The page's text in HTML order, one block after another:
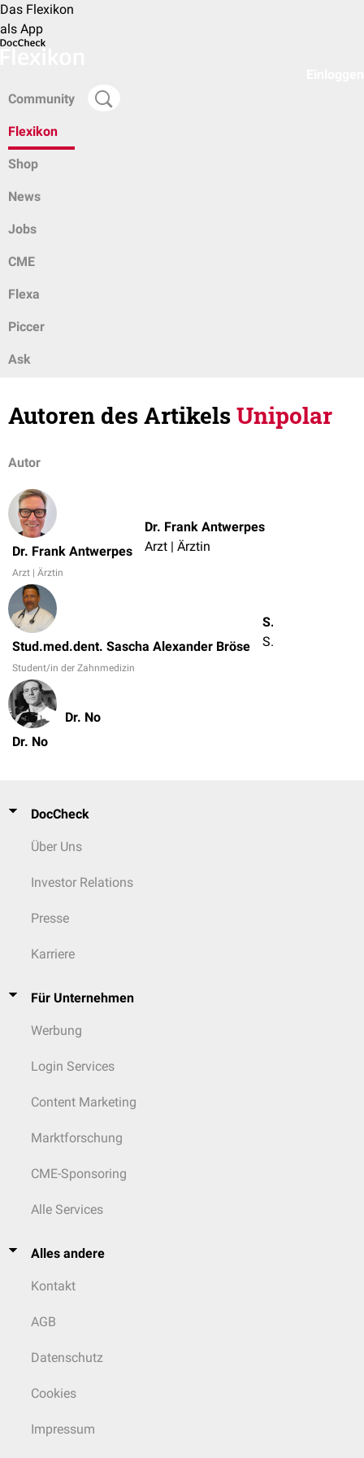
Das Flexikon
als App
Community
Flexikon
Shop
News
Jobs
CME
Flexa
Piccer
Ask
Autoren des ArtikelsUnipolar
Autor
Dr. Frank Antwerpes
Arzt | Ärztin
Dr. Frank Antwerpes
Arzt | Ärztin
Stud.med.dent. Sascha Alexander Bröse
Student/in der Zahnmedizin
Stud.med.dent. Sascha Alexander Bröse
Student/in der Zahnmedizin
Dr. No
Dr. No
DocCheck
Über Uns
Investor Relations
Presse
Karriere
Für Unternehmen
Werbung
Login Services
Content Marketing
Marktforschung
CME-Sponsoring
Alle Services
Alles andere
Kontakt
AGB
Datenschutz
Cookies
Impressum